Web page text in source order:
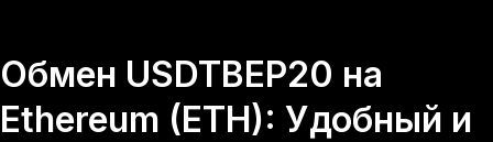
Обмен USDTBEP20 на
Ethereum (ETH): Удобный и